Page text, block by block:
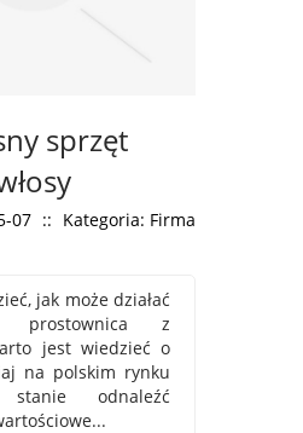
sprzęt
07 :: Kategoria: Firma
jak może działać
prostownica z
jest wiedzieć o
na polskim rynku
odnaleźć